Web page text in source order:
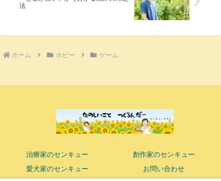
法
ホーム ホビー ゲーム
治療家のセンキュー
創作家のセンキュー
愛犬家のセンキュー
お問い合わせ